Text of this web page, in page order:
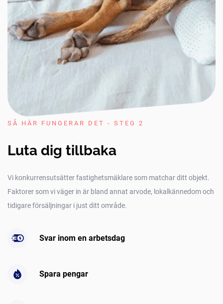
SÅ HÄR FUNGERAR DET - STEG 2
Luta dig tillbaka
Vi konkurrensutsätter fastighetsmäklare som matchar ditt objekt.
Faktorer som vi väger in är bland annat arvode, lokalkännedom och
tidigare försäljningar i just ditt område.
Svar inom en arbetsdag
Spara pengar